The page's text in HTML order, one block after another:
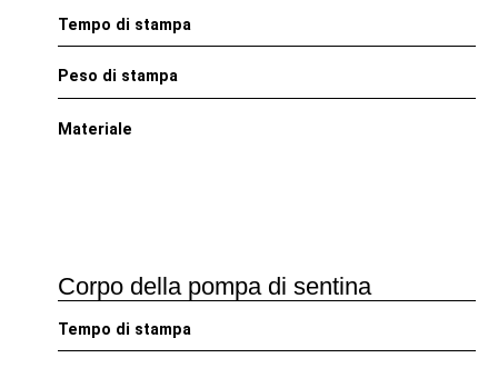
Tempo di stampa
Peso di stampa
Materiale
Corpo della pompa di sentina
Tempo di stampa